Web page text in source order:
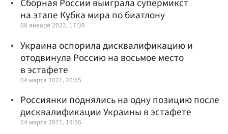
Сборная России выиграла супермикст
на этапе Кубка мира по биатлону
08 января 2022, 17:39
Украина оспорила дисквалификацию и
отодвинула Россию на восьмое место
в эстафете
04 марта 2021, 20:55
Россиянки поднялись на одну позицию после
дисквалификации Украины в эстафете
04 марта 2021, 19:26